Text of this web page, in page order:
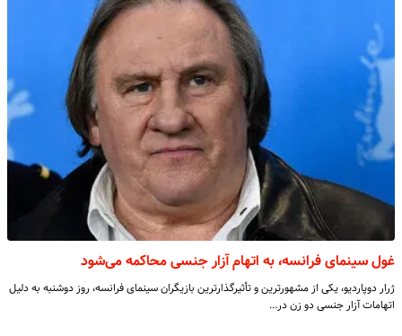
غول سینمای فرانسه، به اتهام آزار جنسی محاکمه می‌شود
ژرار دوپاردیو، یکی از مشهورترین و تأثیرگذارترین بازیگران سینمای فرانسه، روز دوشنبه به دلیل
اتهامات آزار جنسی دو زن در…